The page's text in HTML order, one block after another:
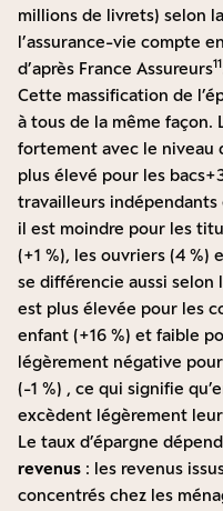
millions de livrets) selon
l’assurance-vie compte
d’après France Assureurs11
Cette massification de
à tous de la même façon.
fortement avec le niveau
plus élevé pour les
travailleurs indépendants
il est moindre pour les
(+1 %), les ouvriers (4 %)
se différencie aussi
est plus élevée pour les
enfant (+16 %) et faible
légèrement négative
(-1 %) , ce qui signifie
excèdent légèrement
Le taux d’épargne
revenus : les revenus
concentrés chez les